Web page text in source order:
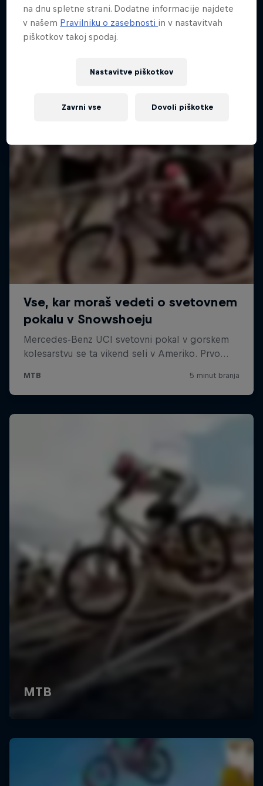
na dnu spletne strani. Dodatne informacije najdete
v našem Pravilniku o zasebnosti in v nastavitvah
piškotkov takoj spodaj.
Nastavitve piškotkov
Zavrni vse Dovoli piškotke